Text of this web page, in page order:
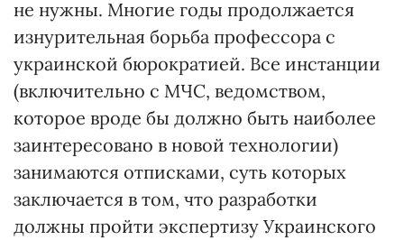
не нужны. Многие годы продолжается
изнурительная борьба профессора с
украинской бюрократией. Все инстанции
(включительно с МЧС, ведомством,
которое вроде бы должно быть наиболее
заинтересовано в новой технологии)
занимаются отписками, суть которых
заключается в том, что разработки
должны пройти экспертизу Украинского